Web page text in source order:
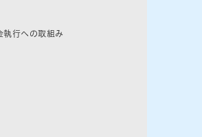
執行への取組み